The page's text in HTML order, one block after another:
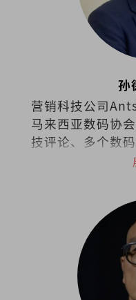
孙
营销科技公司
马来西亚数码协
技评论、多个数
有《AI时代2053